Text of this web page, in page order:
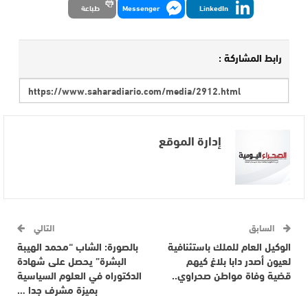
LinkedIn
Messenger طباعة
رابط المشاركة :
إدارة الموقع
السابق
الوكيل العام للملك باستئنافية
لعيون أصدر دابا بلاغ كيهم
قضية وفاة مواطن صحراوي..
التالي
بالصورة: الشاب “محمد الهيبة
البشرة” يحصل على شهادة
الدكتوراه في العلوم السياسية
بميزة مشرف جدا …